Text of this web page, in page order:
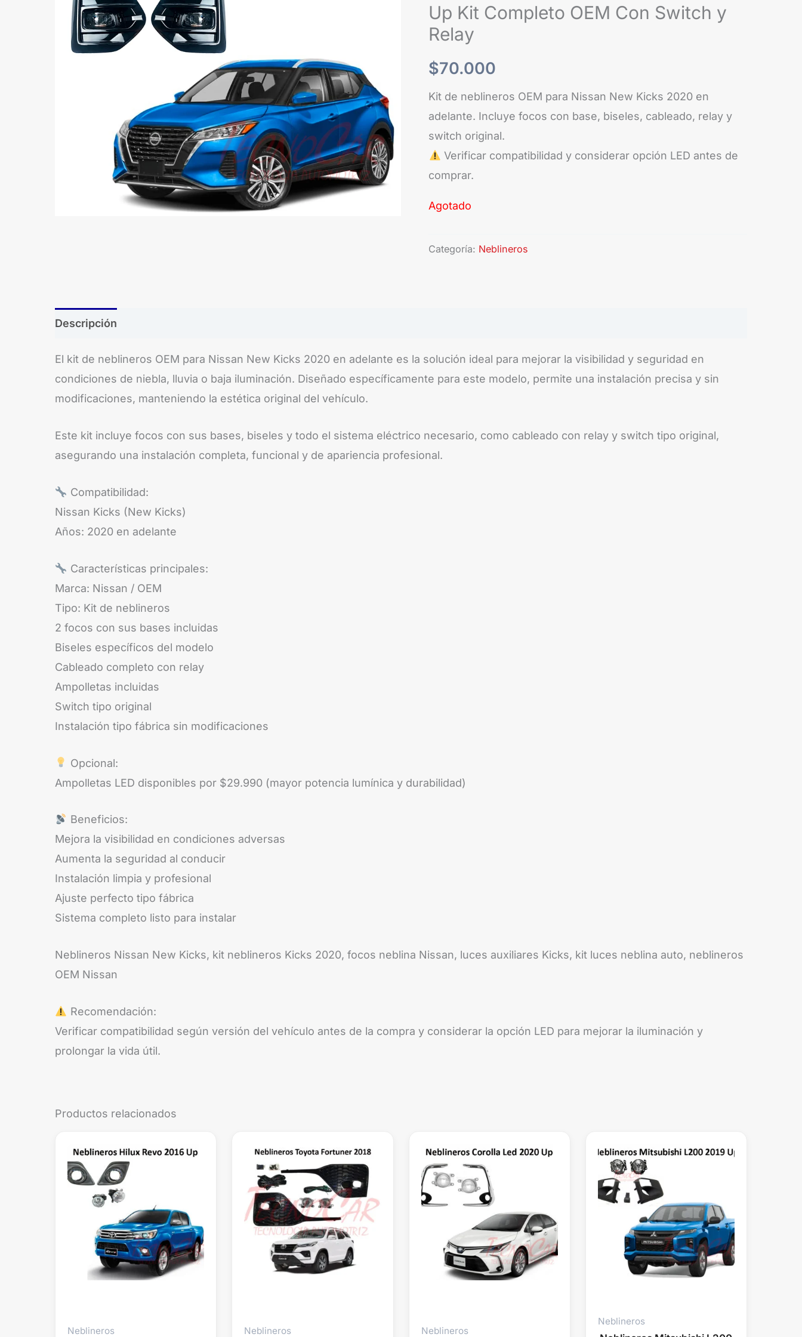
Up Kit Completo OEM Con Switch y
Relay
$70.000
Kit de neblineros OEM para Nissan New Kicks 2020 en
adelante. Incluye focos con base, biseles, cableado, relay y
switch original.
Verificar compatibilidad y considerar opción LED antes de
comprar.
Agotado
Categoría: Neblineros
Descripción
El kit de neblineros OEM para Nissan New Kicks 2020 en adelante es la solución ideal para mejorar la visibilidad y seguridad en
condiciones de niebla, lluvia o baja iluminación. Diseñado específicamente para este modelo, permite una instalación precisa y sin
modificaciones, manteniendo la estética original del vehículo.
Este kit incluye focos con sus bases, biseles y todo el sistema eléctrico necesario, como cableado con relay y switch tipo original,
asegurando una instalación completa, funcional y de apariencia profesional.
Compatibilidad:
Nissan Kicks (New Kicks)
Años: 2020 en adelante
Características principales:
Marca: Nissan / OEM
Tipo: Kit de neblineros
2 focos con sus bases incluidas
Biseles específicos del modelo
Cableado completo con relay
Ampolletas incluidas
Switch tipo original
Instalación tipo fábrica sin modificaciones
Opcional:
Ampolletas LED disponibles por $29.990 (mayor potencia lumínica y durabilidad)
Beneficios:
Mejora la visibilidad en condiciones adversas
Aumenta la seguridad al conducir
Instalación limpia y profesional
Ajuste perfecto tipo fábrica
Sistema completo listo para instalar
Neblineros Nissan New Kicks, kit neblineros Kicks 2020, focos neblina Nissan, luces auxiliares Kicks, kit luces neblina auto, neblineros
OEM Nissan
Recomendación:
Verificar compatibilidad según versión del vehículo antes de la compra y considerar la opción LED para mejorar la iluminación y
prolongar la vida útil.
Productos relacionados
Neblineros Neblineros Neblineros
Neblineros